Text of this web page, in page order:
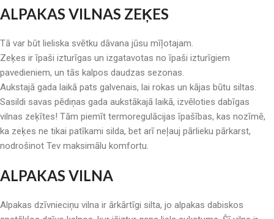
ALPAKAS VILNAS ZEĶES
Tā var būt lieliska svētku dāvana jūsu mīļotajam.
Zeķes ir īpaši izturīgas un izgatavotas no īpaši izturīgiem
pavedieniem, un tās kalpos daudzas sezonas.
Aukstajā gada laikā pats galvenais, lai rokas un kājas būtu siltas.
Sasildi savas pēdiņas gada aukstākajā laikā, izvēloties dabīgas
vilnas zeķītes! Tām piemīt termoregulācijas īpašības, kas nozīmē,
ka zeķes ne tikai patīkami silda, bet arī neļauj pārlieku pārkarst,
nodrošinot Tev maksimālu komfortu.
ALPAKAS VILNA
Alpakas dzīvnieciņu vilna ir ārkārtīgi silta, jo alpakas dabiskos